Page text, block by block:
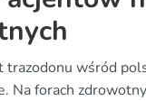
trazodonu wśród
Na forach